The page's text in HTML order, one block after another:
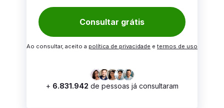
Consultar grátis
Ao consultar, aceito a política de privacidade e termos de uso
+ 6.831.942 de pessoas já consultaram